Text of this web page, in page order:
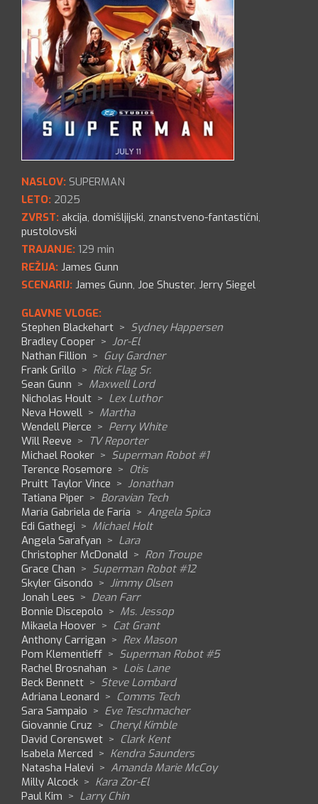
NASLOV: SUPERMAN
LETO: 2025
ZVRST: akcija, domišljijski, znanstveno-fantastični,
pustolovski
TRAJANJE: 129 min
REŽIJA: James Gunn
SCENARIJ: James Gunn, Joe Shuster, Jerry Siegel
GLAVNE VLOGE:
Stephen Blackehart > Sydney Happersen
Bradley Cooper > Jor-El
Nathan Fillion > Guy Gardner
Frank Grillo > Rick Flag Sr.
Sean Gunn > Maxwell Lord
Nicholas Hoult > Lex Luthor
Neva Howell > Martha
Wendell Pierce > Perry White
Will Reeve > TV Reporter
Michael Rooker > Superman Robot #1
Terence Rosemore > Otis
Pruitt Taylor Vince > Jonathan
Tatiana Piper > Boravian Tech
María Gabriela de Faría > Angela Spica
Edi Gathegi > Michael Holt
Angela Sarafyan > Lara
Christopher McDonald > Ron Troupe
Grace Chan > Superman Robot #12
Skyler Gisondo > Jimmy Olsen
Jonah Lees > Dean Farr
Bonnie Discepolo > Ms. Jessop
Mikaela Hoover > Cat Grant
Anthony Carrigan > Rex Mason
Pom Klementieff > Superman Robot #5
Rachel Brosnahan > Lois Lane
Beck Bennett > Steve Lombard
Adriana Leonard > Comms Tech
Sara Sampaio > Eve Teschmacher
Giovannie Cruz > Cheryl Kimble
David Corenswet > Clark Kent
Isabela Merced > Kendra Saunders
Natasha Halevi > Amanda Marie McCoy
Milly Alcock > Kara Zor-El
Paul Kim > Larry Chin